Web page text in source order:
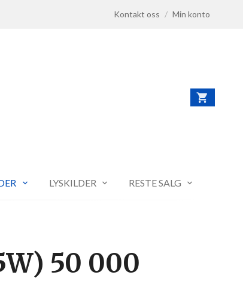
Kontakt oss / Min konto
LYSKILDER RESTE SALG
50 000